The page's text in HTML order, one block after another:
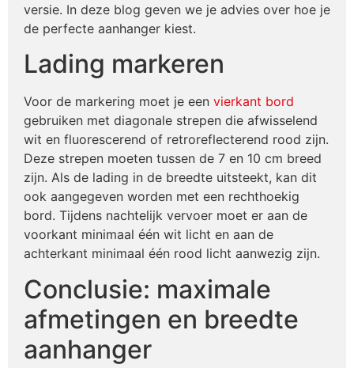
versie. In deze blog geven we je advies over hoe je
de perfecte aanhanger kiest.
Lading markeren
Voor de markering moet je een vierkant bord
gebruiken met diagonale strepen die afwisselend
wit en fluorescerend of retroreflecterend rood zijn.
Deze strepen moeten tussen de 7 en 10 cm breed
zijn. Als de lading in de breedte uitsteekt, kan dit
ook aangegeven worden met een rechthoekig
bord. Tijdens nachtelijk vervoer moet er aan de
voorkant minimaal één wit licht en aan de
achterkant minimaal één rood licht aanwezig zijn.
Conclusie: maximale
afmetingen en breedte
aanhanger